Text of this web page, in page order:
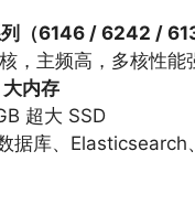
（6146 / 6242 /
，主频高，多核性能
内存
超大 SSD
据库、Elasticsearch